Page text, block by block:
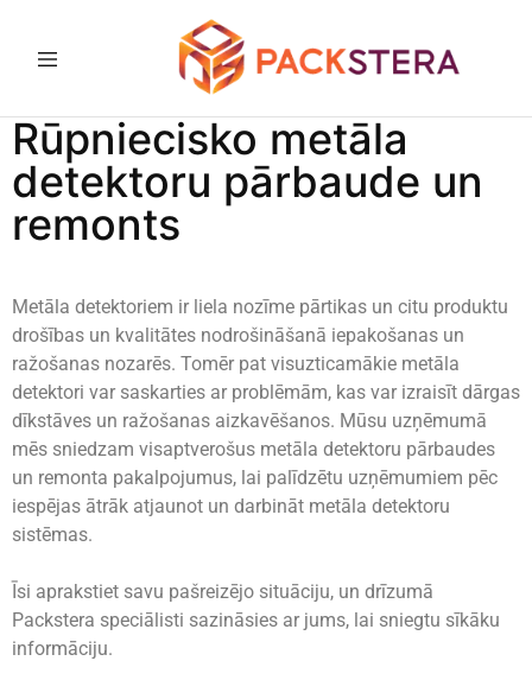
risinājumi
un
aprīkojums
Rūpniecisko metāla
detektoru pārbaude un
remonts
Metāla detektoriem ir liela nozīme pārtikas un citu produktu
drošības un kvalitātes nodrošināšanā iepakošanas un
ražošanas nozarēs. Tomēr pat visuzticamākie metāla
detektori var saskarties ar problēmām, kas var izraisīt dārgas
dīkstāves un ražošanas aizkavēšanos. Mūsu uzņēmumā
mēs sniedzam visaptverošus metāla detektoru pārbaudes
un remonta pakalpojumus, lai palīdzētu uzņēmumiem pēc
iespējas ātrāk atjaunot un darbināt metāla detektoru
sistēmas.
Īsi aprakstiet savu pašreizējo situāciju, un drīzumā
Packstera speciālisti sazināsies ar jums, lai sniegtu sīkāku
informāciju.